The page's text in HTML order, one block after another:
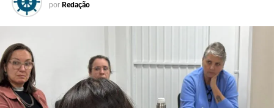
por Redação